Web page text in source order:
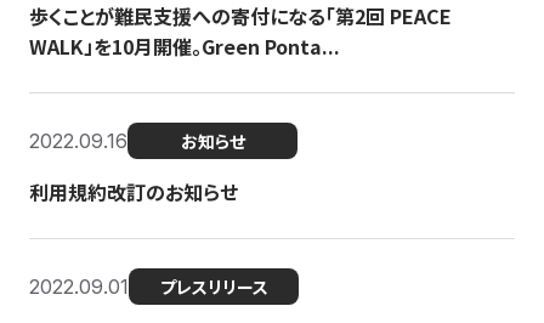
歩くことが難民支援への寄付になる「第2回 PEACE
WALK」を10月開催。Green Ponta...
2022.09.16 お知らせ
利用規約改訂のお知らせ
2022.09.01 プレスリリース